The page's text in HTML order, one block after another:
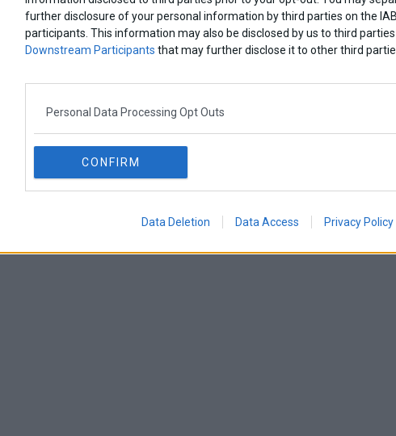
further disclosure of your personal information by third parties on the
participants. This information may also be disclosed by us to third
Downstream Participants that may further disclose it to other third
Personal Data Processing Opt Outs
CONFIRM
Data Deletion Data Access Privacy Policy